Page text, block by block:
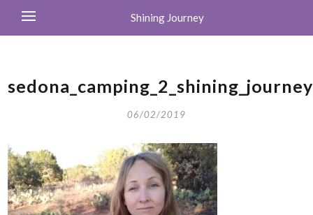
Shining Journey
06/02/2019